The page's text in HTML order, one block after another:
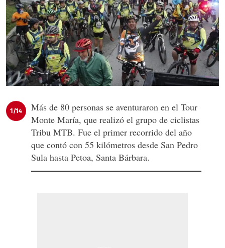
1/14
Más de 80 personas se aventuraron en el Tour
Monte María, que realizó el grupo de ciclistas
Tribu MTB. Fue el primer recorrido del año
que contó con 55 kilómetros desde San Pedro
Sula hasta Petoa, Santa Bárbara.